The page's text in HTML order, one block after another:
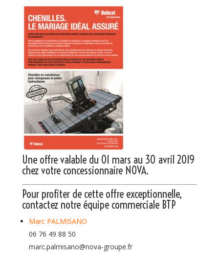
Une offre valable du 01 mars au 30 avril 2019
chez votre concessionnaire NOVA.
Pour profiter de cette offre exceptionnelle,
contactez notre équipe commerciale BTP
Marc PALMISANO
06 76 49 88 50
marc.palmisano@nova-groupe.fr